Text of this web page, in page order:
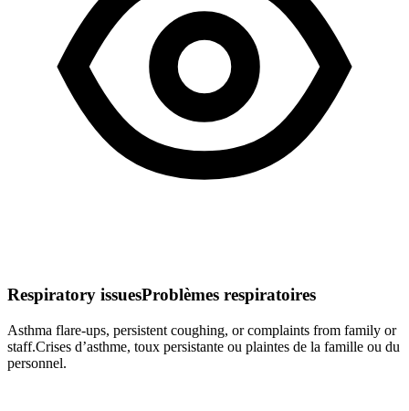
Respiratory issuesProblèmes respiratoires
Asthma flare-ups, persistent coughing, or complaints from family or
staff.Crises d’asthme, toux persistante ou plaintes de la famille ou du
personnel.